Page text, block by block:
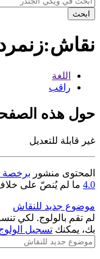
ابحث
اللغة
راقب
حول هذه
غير قابلة للتعديل
المحتوى منشور برخصة
4.0 ما لم يُنصّ على
موضوع جديد للنقاش
بك، يمكنك تسجيل